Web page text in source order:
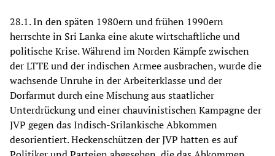
28.1. In den späten 1980ern und frühen 1990ern
herrschte in Sri Lanka eine akute wirtschaftliche und
politische Krise. Während im Norden Kämpfe zwischen
der LTTE und der indischen Armee ausbrachen, wurde die
wachsende Unruhe in der Arbeiterklasse und der
Dorfarmut durch eine Mischung aus staatlicher
Unterdrückung und einer chauvinistischen Kampagne der
JVP gegen das Indisch-Srilankische Abkommen
desorientiert. Heckenschützen der JVP hatten es auf